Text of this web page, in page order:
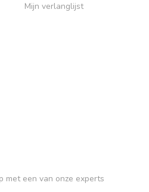
Mijn verlanglijst
met een van onze experts